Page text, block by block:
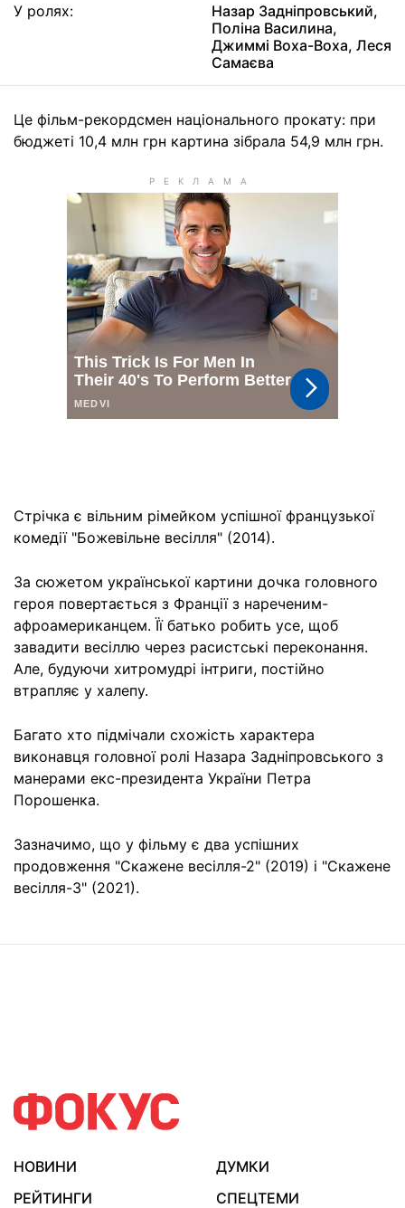
У ролях:
Назар Задніпровський,
Поліна Василина,
Джиммі Воха-Воха, Леся
Самаєва
Це фільм-рекордсмен національного прокату: при
бюджеті 10,4 млн грн картина зібрала 54,9 млн грн.
Стрічка є вільним рімейком успішної французької
комедії "Божевільне весілля" (2014).
За сюжетом української картини дочка головного
героя повертається з Франції з нареченим-
афроамериканцем. Її батько робить усе, щоб
завадити весіллю через расистські переконання.
Але, будуючи хитромудрі інтриги, постійно
втрапляє у халепу.
Багато хто підмічали схожість характера
виконавця головної ролі Назара Задніпровського з
манерами екс-президента України Петра
Порошенка.
Зазначимо, що у фільму є два успішних
продовження "Скажене весілля-2" (2019) і "Скажене
весілля-3" (2021).
НОВИНИ
ДУМКИ
РЕЙТИНГИ
СПЕЦТЕМИ